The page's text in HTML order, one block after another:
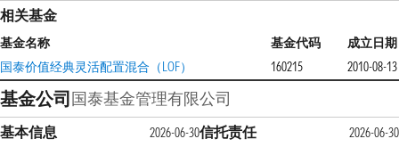
相关基金
基金名称 基金代码
成立日期
国泰价值经典灵活配置混合（LOF）
160215 2010-08-13
基金公司国泰基金管理有限公司
基本信息 2026-06-30信托责任 2026-06-30